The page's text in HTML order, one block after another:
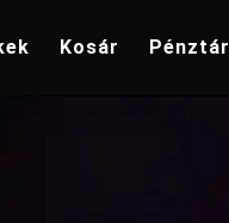
Kosár Pénztár